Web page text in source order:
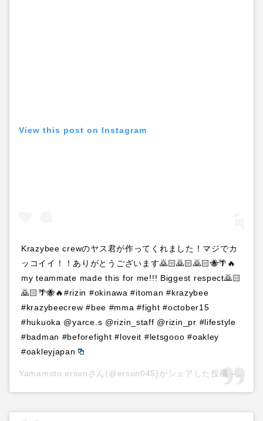
View this post on Instagram
Krazybee crewのヤス君が作ってくれました！マジでカ
ッコイイ！！ありがとうございます🙇🏻🙇🏻🙇🏻🐝🌴🔥
my teammate made this for me!!! Biggest respect🙇🏻
🙇🏻🌴🐝🔥#rizin #okinawa #itoman #krazybee
#krazybeecrew #bee #mma #fight #october15
#hukuoka @yarce.s @rizin_staff @rizin_pr #lifestyle
#badman #beforefight #loveit #letsgooo #oakley
#oakleyjapan